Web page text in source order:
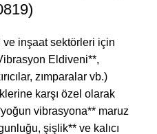
ve inşaat sektörleri için
Eldiveni**,
zımparalar vb.)
karşı özel olarak
vibrasyona** maruz
şişlik** ve kalıcı